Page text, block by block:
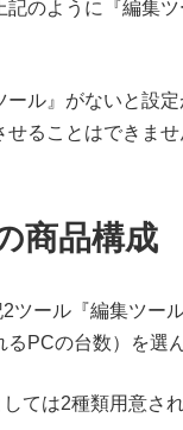
記のように『編集
ール』がないと設
ることはできませ
商品構成
ツール『編集ツー
PCの台数）を選
ては2種類用意さ